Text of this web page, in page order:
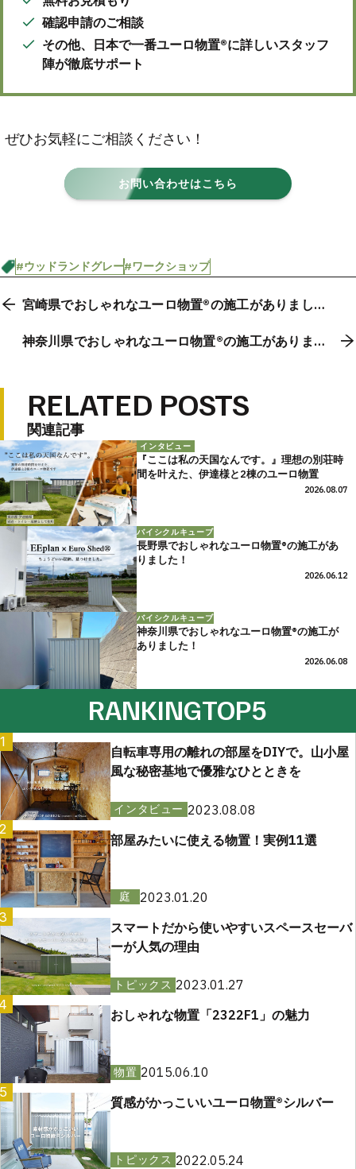
確認申請のご相談
その他、日本で一番ユーロ物置®に詳しいスタッフ
陣が徹底サポート
ぜひお気軽にご相談ください！
お問い合わせはこちら
#ウッドランドグレー#ワークショップ
宮崎県でおしゃれなユーロ物置®の施工がありまし
神奈川県でおしゃれなユーロ物置®の施工がありまし
RELATED POSTS
関連記事
インタビュー
『ここは私の天国なんです。』理想の別荘時
間を叶えた、伊達様と2棟のユーロ物置
2026.08.07
バイシクルキューブ
長野県でおしゃれなユーロ物置®の施工があ
りました！
2026.06.12
バイシクルキューブ
神奈川県でおしゃれなユーロ物置®の施工が
ありました！
2026.06.08
RANKINGTOP5
1
自転車専用の離れの部屋をDIYで。山小屋
風な秘密基地で優雅なひとときを
インタビュー 2023.08.08
2
部屋みたいに使える物置！実例11選
庭
2023.01.20
スマートだから使いやすいスペースセーバ
ーが人気の理由
トピックス 2023.01.27
おしゃれな物置「2322F1」の魅力
物置 2015.06.10
質感がかっこいいユーロ物置®︎シルバー
トピックス 2022.05.24